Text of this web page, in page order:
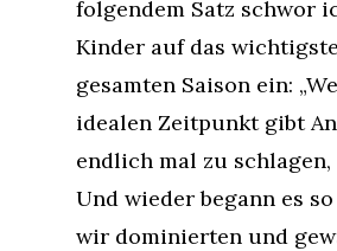
folgendem Satz schwor
Kinder auf das
gesamten Saison ein:
idealen Zeitpunkt gibt
endlich mal zu schlagen,
Und wieder begann es
wir dominierten und